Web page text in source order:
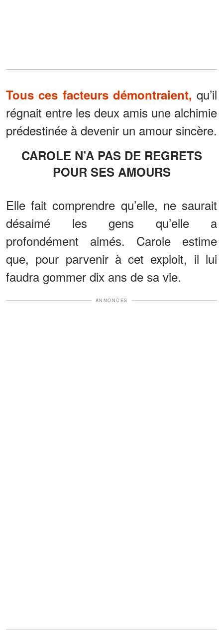
Tous ces facteurs démontraient, qu’il
régnait entre les deux amis une alchimie
prédestinée à devenir un amour sincère.
CAROLE N’A PAS DE REGRETS
POUR SES AMOURS
Elle fait comprendre qu’elle, ne saurait
désaimé les gens qu’elle a
profondément aimés. Carole estime
que, pour parvenir à cet exploit, il lui
faudra gommer dix ans de sa vie.
ANNONCES